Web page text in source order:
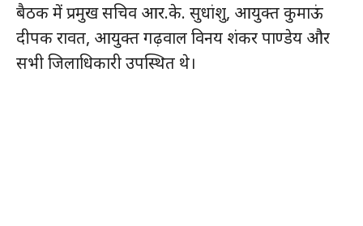
बैठक में प्रमुख सचिव आर.के. सुधांशु, आयुक्त कुमाऊं
दीपक रावत, आयुक्त गढ़वाल विनय शंकर पाण्डेय और
सभी जिलाधिकारी उपस्थित थे।